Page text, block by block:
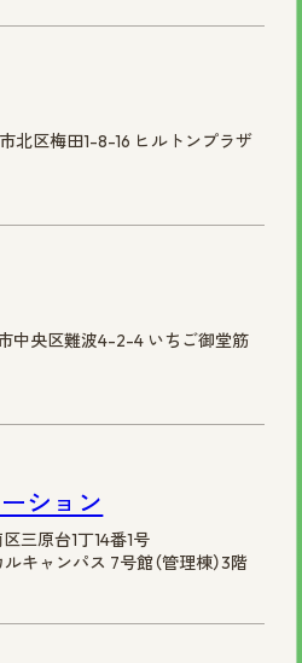
区梅田1-8-16 ヒルトンプラザ
央区難波4-2-4 いちご御堂筋
ション
三原台1丁14番1号
キャンパス 7号館（管理棟）3階